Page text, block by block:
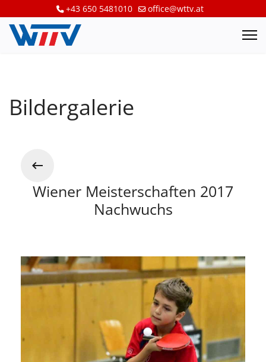
+43 650 5481010 office@wttv.at
Bildergalerie
Wiener Meisterschaften 2017
Nachwuchs